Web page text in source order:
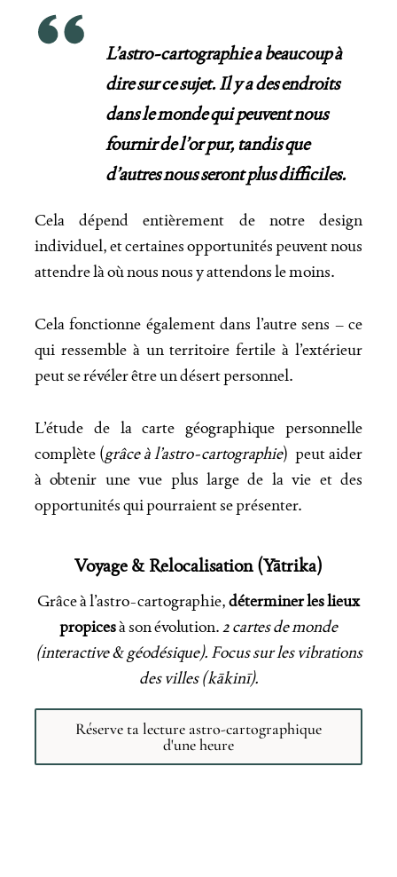
L’astro-cartographie a beaucoup à
dire sur ce sujet. Il y a des endroits
dans le monde qui peuvent nous
fournir de l’or pur, tandis que
d’autres nous seront plus difficiles.
Cela dépend entièrement de notre design
individuel, et certaines opportunités peuvent nous
attendre là où nous nous y attendons le moins.
Cela fonctionne également dans l’autre sens – ce
qui ressemble à un territoire fertile à l’extérieur
peut se révéler être un désert personnel.
L’étude de la carte géographique personnelle
complète (grâce à l’astro-cartographie) peut aider
à obtenir une vue plus large de la vie et des
opportunités qui pourraient se présenter.
Voyage & Relocalisation (Yātrika)
Grâce à l’astro-cartographie,déterminer les lieux
propicesà son évolution.2 cartes de monde
(interactive & géodésique). Focus sur les vibrations
des villes (kākinī).
Réserve ta lecture astro-cartographique
d'une heure